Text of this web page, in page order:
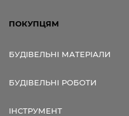
ПОКУПЦЯМ
БУДІВЕЛЬНІ МАТЕРІАЛИ
БУДІВЕЛЬНІ РОБОТИ
ІНСТРУМЕНТ